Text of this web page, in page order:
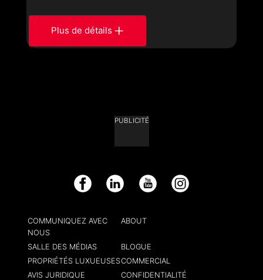
Plus de détails
PUBLICITÉ
Facebook LinkedIn YouTube Instagram
COMMUNIQUEZ AVEC
NOUS
ABOUT
SALLE DES MÉDIAS
BLOGUE
PROPRIÉTÉS LUXUEUSESCOMMERCIAL
AVIS JURIDIQUE
CONFIDENTIALITÉ